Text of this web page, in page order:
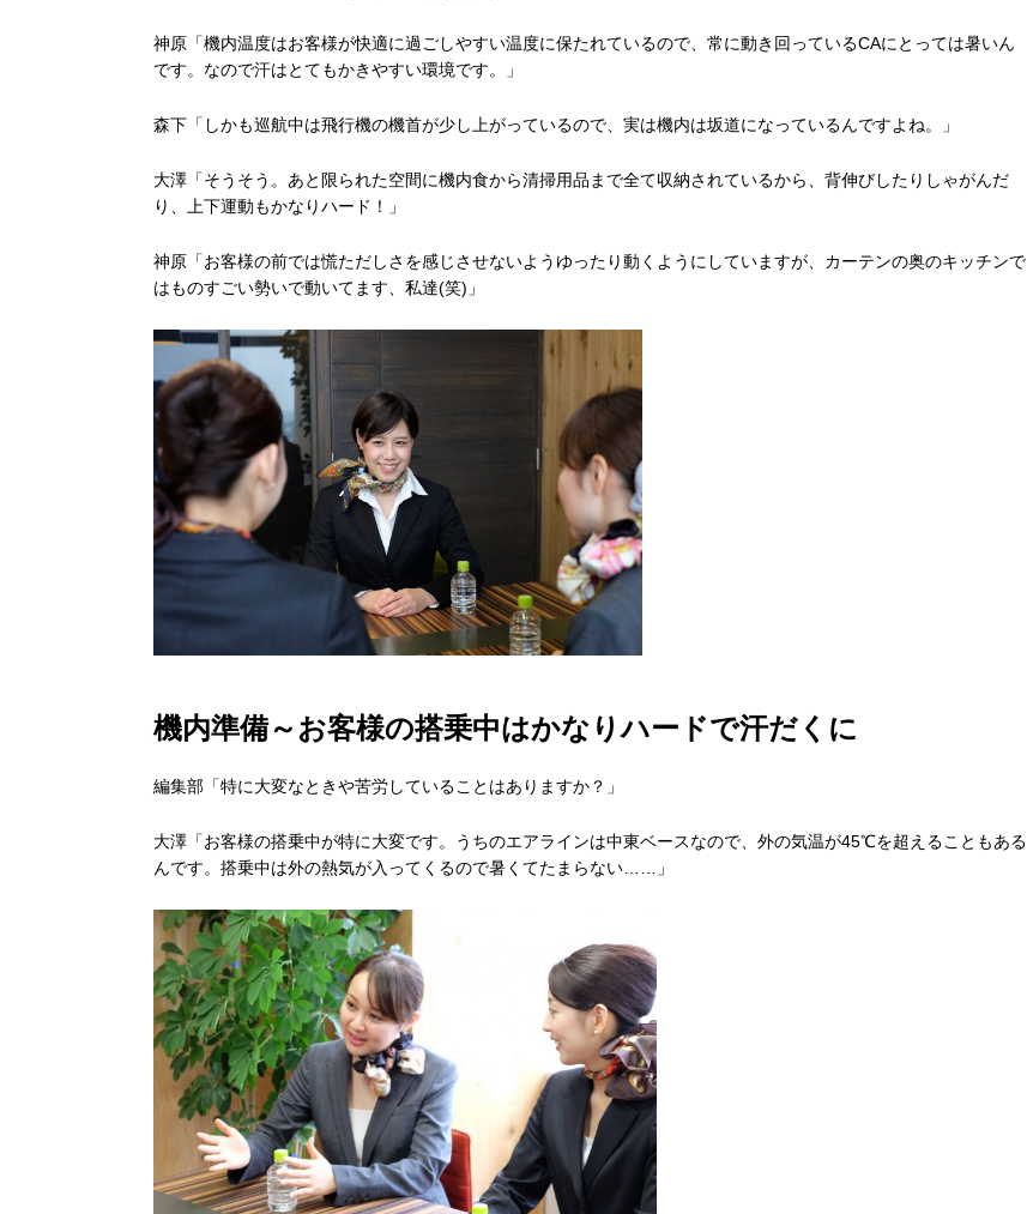
神原「機内温度はお客様が快適に過ごしやすい温度に保たれているので、常に動き回っているCAにとっては暑いん
です。なので汗はとてもかきやすい環境です。」
森下「しかも巡航中は飛行機の機首が少し上がっているので、実は機内は坂道になっているんですよね。」
大澤「そうそう。あと限られた空間に機内食から清掃用品まで全て収納されているから、背伸びしたりしゃがんだ
り、上下運動もかなりハード！」
神原「お客様の前では慌ただしさを感じさせないようゆったり動くようにしていますが、カーテンの奥のキッチンで
はものすごい勢いで動いてます、私達(笑)」
機内準備～お客様の搭乗中はかなりハードで汗だくに
編集部「特に大変なときや苦労していることはありますか？」
大澤「お客様の搭乗中が特に大変です。うちのエアラインは中東ベースなので、外の気温が45℃を超えることもある
んです。搭乗中は外の熱気が入ってくるので暑くてたまらない……」